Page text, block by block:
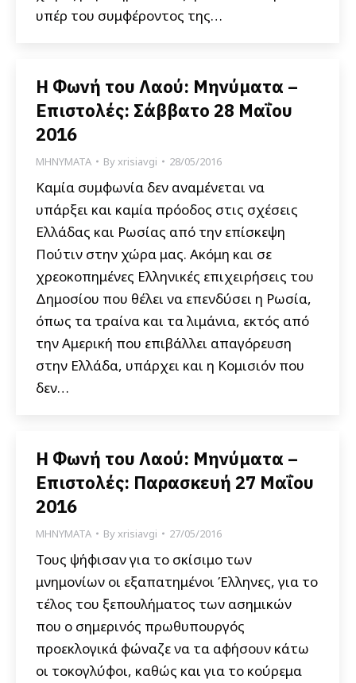
υπέρ του συμφέροντος της…
Η Φωνή του Λαού: Μηνύματα –
Επιστολές: Σάββατο 28 Μαΐου
2016
ΜΗΝΥΜΑΤΑ Byxrisiavgi 28/05/2016
Καμία συμφωνία δεν αναμένεται να
υπάρξει και καμία πρόοδος στις σχέσεις
Ελλάδας και Ρωσίας από την επίσκεψη
Πούτιν στην χώρα μας. Ακόμη και σε
χρεοκοπημένες Ελληνικές επιχειρήσεις του
Δημοσίου που θέλει να επενδύσει η Ρωσία,
όπως τα τραίνα και τα λιμάνια, εκτός από
την Αμερική που επιβάλλει απαγόρευση
στην Ελλάδα, υπάρχει και η Κομισιόν που
δεν…
Η Φωνή του Λαού: Μηνύματα –
Επιστολές: Παρασκευή 27 Μαΐου
2016
ΜΗΝΥΜΑΤΑ Byxrisiavgi 27/05/2016
Τους ψήφισαν για το σκίσιμο των
μνημονίων οι εξαπατημένοι Έλληνες, για το
τέλος του ξεπουλήματος των ασημικών
που ο σημερινός πρωθυπουργός
προεκλογικά φώναζε να τα αφήσουν κάτω
οι τοκογλύφοι, καθώς και για το κούρεμα